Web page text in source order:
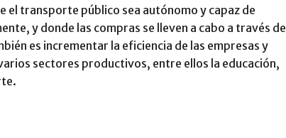
el transporte público sea autónomo y capaz de
y donde las compras se lleven a cabo a través de
es incrementar la eficiencia de las empresas y
sectores productivos, entre ellos la educación,